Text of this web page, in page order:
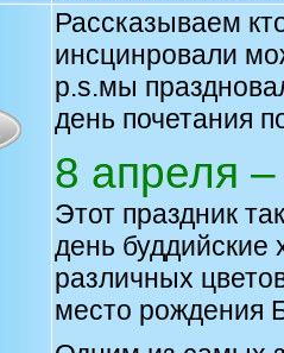
Рассказываем
инсцинровали
p.s.мы
день почетания
8 апреля
Этот праздник
день
различных
место рождения